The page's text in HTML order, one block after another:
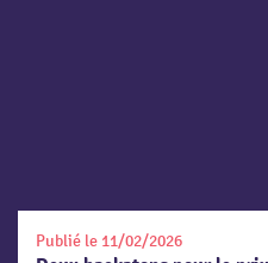
Publié le 11/02/2026